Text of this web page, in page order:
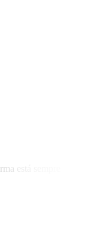
está sempre